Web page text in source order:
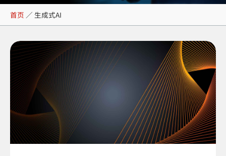
生成式AI
首页 ／ 生成式AI